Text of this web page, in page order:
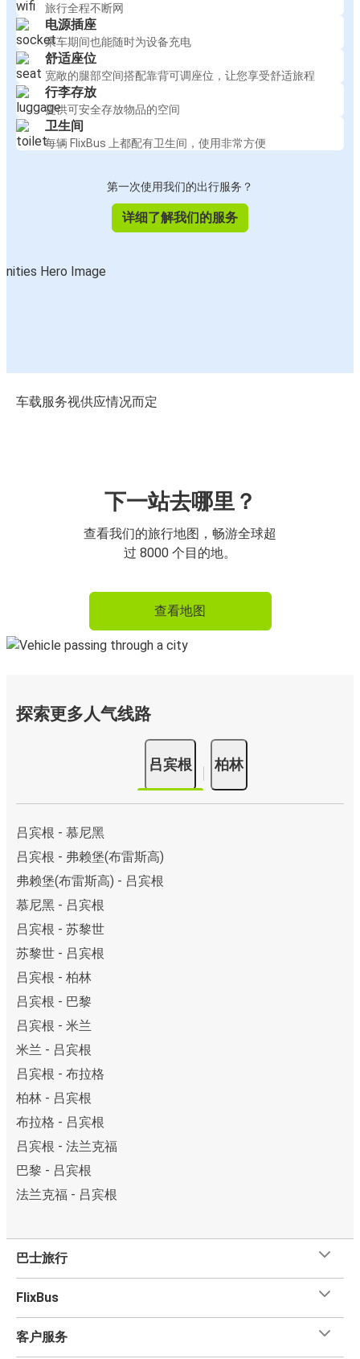
旅行全程不断网
电源插座
乘车期间也能随时为设备充电
舒适座位
宽敞的腿部空间搭配靠背可调座位，让您享受舒适旅程
行李存放
提供可安全存放物品的空间
卫生间
每辆 FlixBus 上都配有卫生间，使用非常方便
第一次使用我们的出行服务？
详细了解我们的服务
车载服务视供应情况而定
下一站去哪里？
查看我们的旅行地图，畅游全球超
过 8000 个目的地。
查看地图
探索更多人气线路
吕宾根 柏林
吕宾根 - 慕尼黑
吕宾根 - 弗赖堡(布雷斯高)
弗赖堡(布雷斯高) - 吕宾根
慕尼黑 - 吕宾根
吕宾根 - 苏黎世
苏黎世 - 吕宾根
吕宾根 - 柏林
吕宾根 - 巴黎
吕宾根 - 米兰
米兰 - 吕宾根
吕宾根 - 布拉格
柏林 - 吕宾根
布拉格 - 吕宾根
吕宾根 - 法兰克福
巴黎 - 吕宾根
法兰克福 - 吕宾根
巴士旅行
FlixBus
客户服务